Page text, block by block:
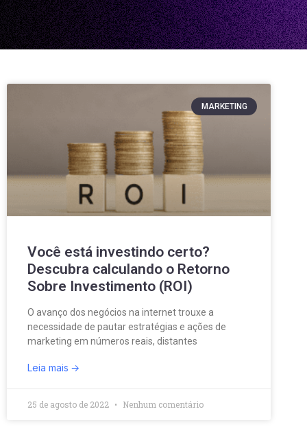
MARKETING
Você está investindo certo?
Descubra calculando o Retorno
Sobre Investimento (ROI)
O avanço dos negócios na internet trouxe a
necessidade de pautar estratégias e ações de
marketing em números reais, distantes
Leia mais
25 de agosto de 2022 Nenhum comentário